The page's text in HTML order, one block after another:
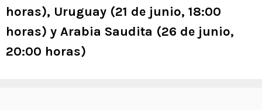
horas), Uruguay (21 de junio, 18:00
horas) y Arabia Saudita (26 de junio,
20:00 horas)